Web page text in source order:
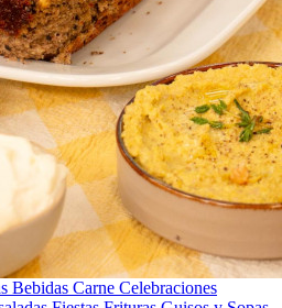
Bebidas Carne Celebraciones